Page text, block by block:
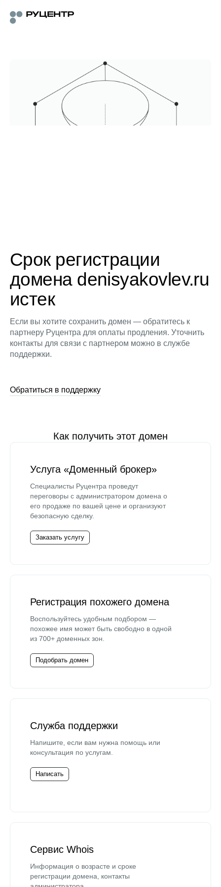
Срок регистрации
домена denisyakovlev.ru
истек
Если вы хотите сохранить домен — обратитесь к
партнеру Руцентра для оплаты продления. Уточнить
контакты для связи с партнером можно в службе
поддержки.
Обратиться в поддержку
Как получить этот домен
Услуга «Доменный брокер»
Специалисты Руцентра проведут
переговоры с администратором домена о
его продаже по вашей цене и организуют
безопасную сделку.
Заказать услугу
Регистрация похожего домена
Воспользуйтесь удобным подбором —
похожее имя может быть свободно в одной
из 700+ доменных зон.
Подобрать домен
Служба поддержки
Напишите, если вам нужна помощь или
консультация по услугам.
Написать
Сервис Whois
Информация о возрасте и сроке
регистрации домена, контакты